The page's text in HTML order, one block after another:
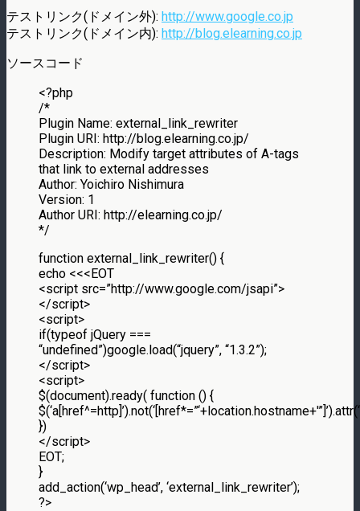
テストリンク(ドメイン外): http://www.google.co.jp
テストリンク(ドメイン内): http://blog.elearning.co.jp
ソースコード
<?php
/*
Plugin Name: external_link_rewriter
Plugin URI: http://blog.elearning.co.jp/
Description: Modify target attributes of A-tags
that link to external addresses
Author: Yoichiro Nishimura
Version: 1
Author URI: http://elearning.co.jp/
*/
function external_link_rewriter() {
echo <<<EOT
<script src=”http://www.google.com/jsapi”>
</script>
<script>
if(typeof jQuery ===
“undefined”)google.load(“jquery”, “1.3.2”);
</script>
<script>
$(document).ready( function () {
})
</script>
EOT;
}
add_action(‘wp_head’, ‘external_link_rewriter’);
?>